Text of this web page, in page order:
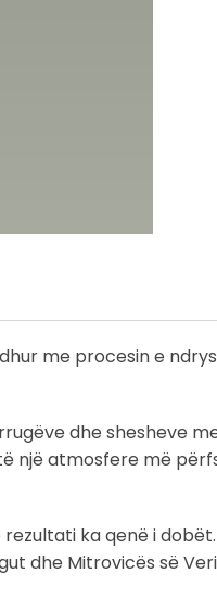
me procesin e
dhe shesheve
një atmosfere më
ka qenë i dobët.
dhe Mitrovicës së